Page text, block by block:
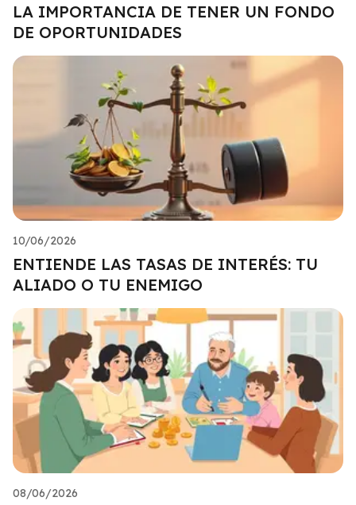
LA IMPORTANCIA DE TENER UN FONDO
DE OPORTUNIDADES
10/06/2026
ENTIENDE LAS TASAS DE INTERÉS: TU
ALIADO O TU ENEMIGO
08/06/2026